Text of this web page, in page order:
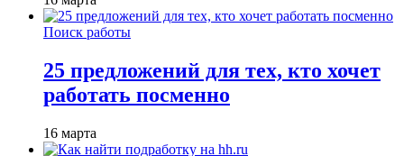
Поиск работы
25 предложений для тех, кто хочет
работать посменно
16 марта